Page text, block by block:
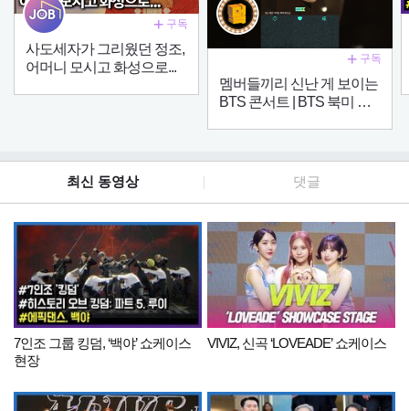
사도세자가 그리웠던 정조,
어머니 모시고 화성으로...
구독
멤버들끼리 신난 게 보이는
BTS 콘서트 | BTS 북미 투
구독
최신 동영상 댓글
7인조 그룹 킹덤, ‘백야’ 쇼케이스
현장
VIVIZ, 신곡 ‘LOVEADE’ 쇼케이스